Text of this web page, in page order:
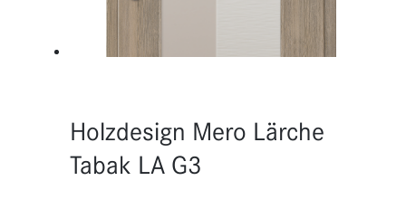
Holzdesign Mero Lärche
Tabak LA G3